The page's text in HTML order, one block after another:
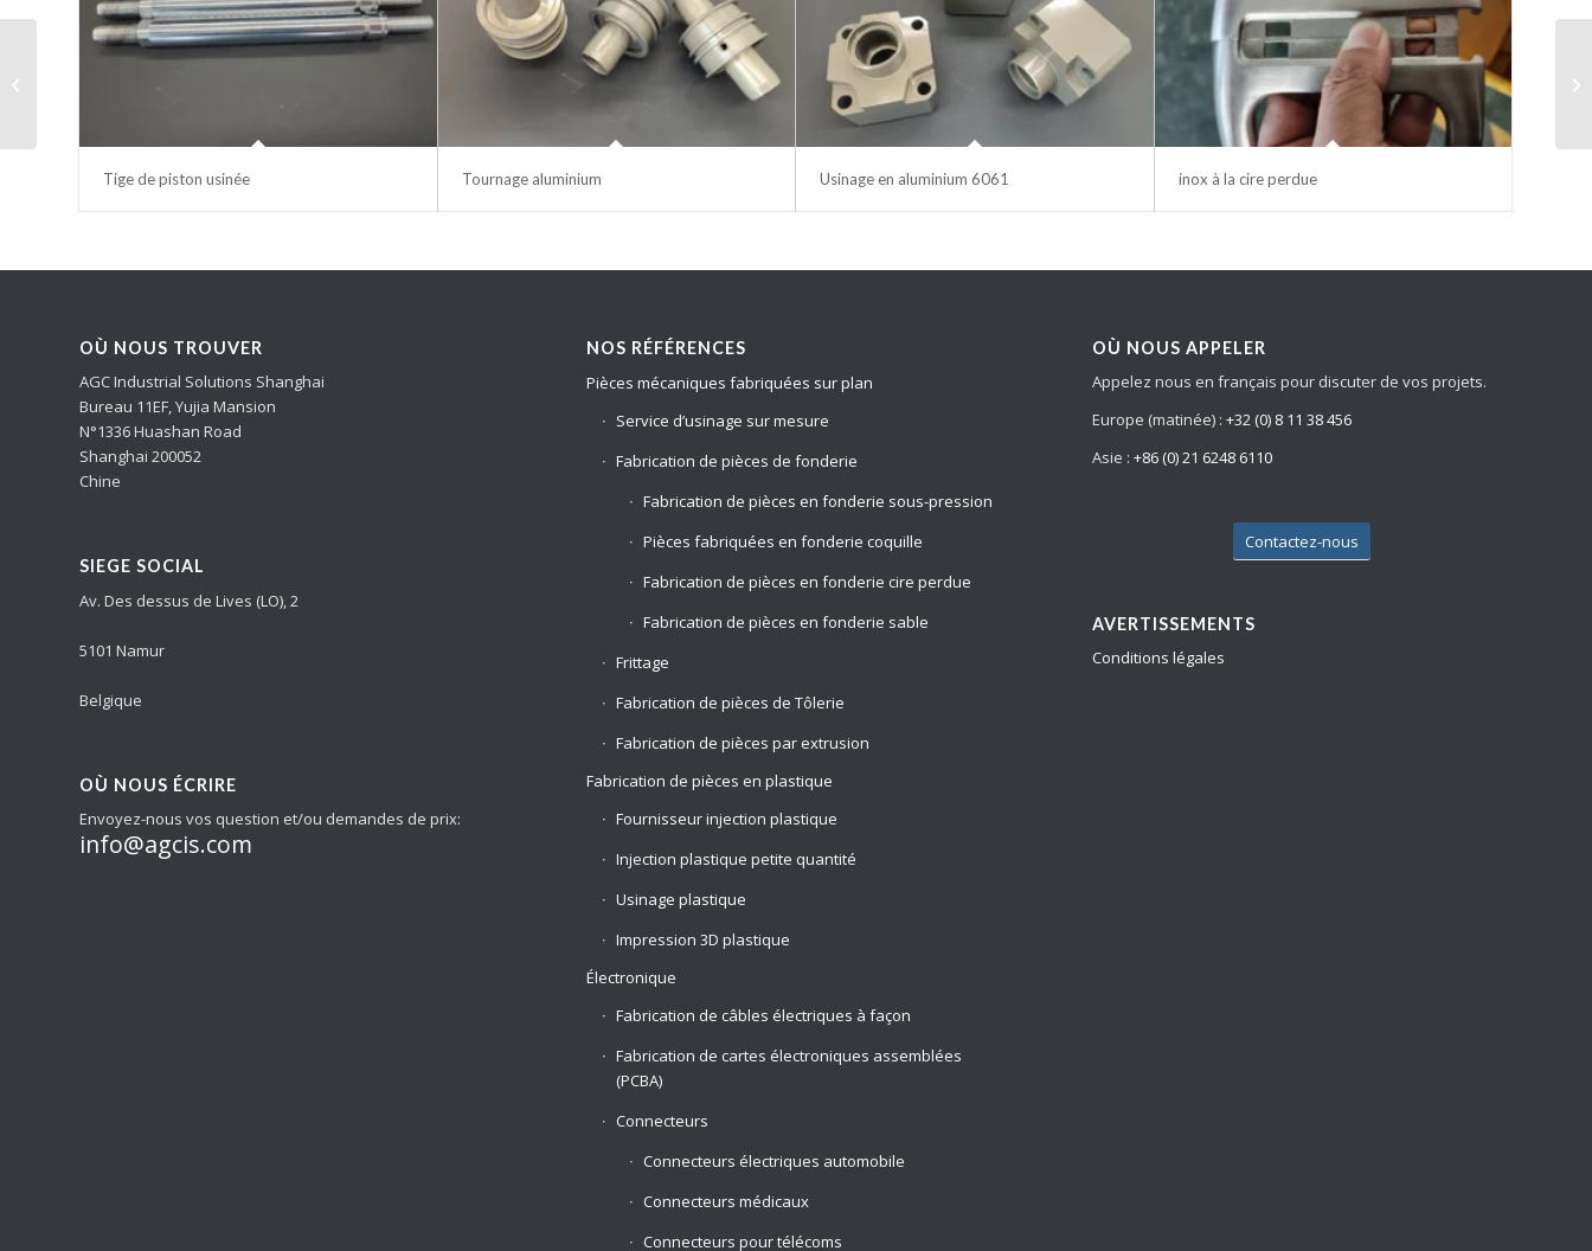
Tige de piston usinée Tournage aluminium Usinage en aluminium 6061 inox à la cire perdue
OÙ NOUS TROUVER
AGC Industrial Solutions Shanghai
Bureau 11EF, Yujia Mansion
N°1336 Huashan Road
Shanghai 200052
Chine
SIEGE SOCIAL
Av. Des dessus de Lives (LO), 2
5101 Namur
Belgique
OÙ NOUS ÉCRIRE
Envoyez-nous vos question et/ou demandes de prix:
info@agcis.com
NOS RÉFÉRENCES
Pièces mécaniques fabriquées sur plan
Service d’usinage sur mesure
Fabrication de pièces de fonderie
Fabrication de pièces en fonderie sous-pression
Pièces fabriquées en fonderie coquille
Fabrication de pièces en fonderie cire perdue
Fabrication de pièces en fonderie sable
Frittage
Fabrication de pièces de Tôlerie
Fabrication de pièces par extrusion
Fabrication de pièces en plastique
Fournisseur injection plastique
Injection plastique petite quantité
Usinage plastique
Impression 3D plastique
Électronique
Fabrication de câbles électriques à façon
Fabrication de cartes électroniques assemblées
(PCBA)
Connecteurs
Connecteurs électriques automobile
Connecteurs médicaux
Connecteurs pour télécoms
OÙ NOUS APPELER
Appelez nous en français pour discuter de vos projets.
Europe (matinée) :+32 (0) 8 11 38 456
Asie :+86 (0) 21 6248 6110
Contactez-nous
AVERTISSEMENTS
Conditions légales